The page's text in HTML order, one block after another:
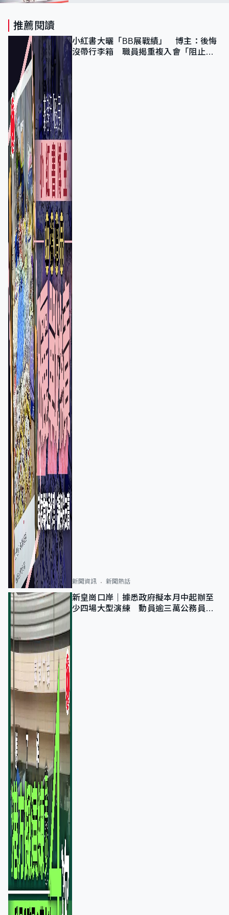
推薦閱讀
小紅書大曬「BB展戰績」 博主：後悔
沒帶行李箱 職員揭重複入會「阻止唔
新聞資訊 新聞熱話
新皇崗口岸｜據悉政府擬本月中起辦至
少四場大型演練 動員逾三萬公務員人